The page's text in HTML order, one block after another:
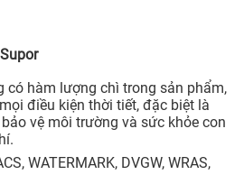
có hàm lượng chì trong sản phẩm,
điều kiện thời tiết, đặc biệt là
vệ môi trường và sức khỏe con
WATERMARK, DVGW, WRAS,